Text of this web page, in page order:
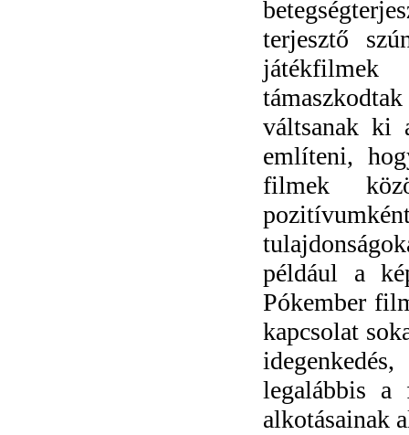
terjesztő
váltsanak ki
említeni,
filmek
például a
Pókember
kapcsolat
legalábbis a
alkotásainak